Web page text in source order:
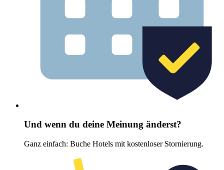
Und wenn du deine Meinung änderst?
Ganz einfach: Buche Hotels mit kostenloser Stornierung.